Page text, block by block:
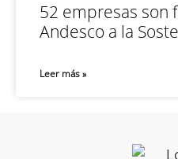
52 empresas son
Andesco a la
Leer más »